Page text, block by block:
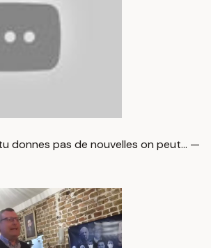
donnes pas de nouvelles on peut… —